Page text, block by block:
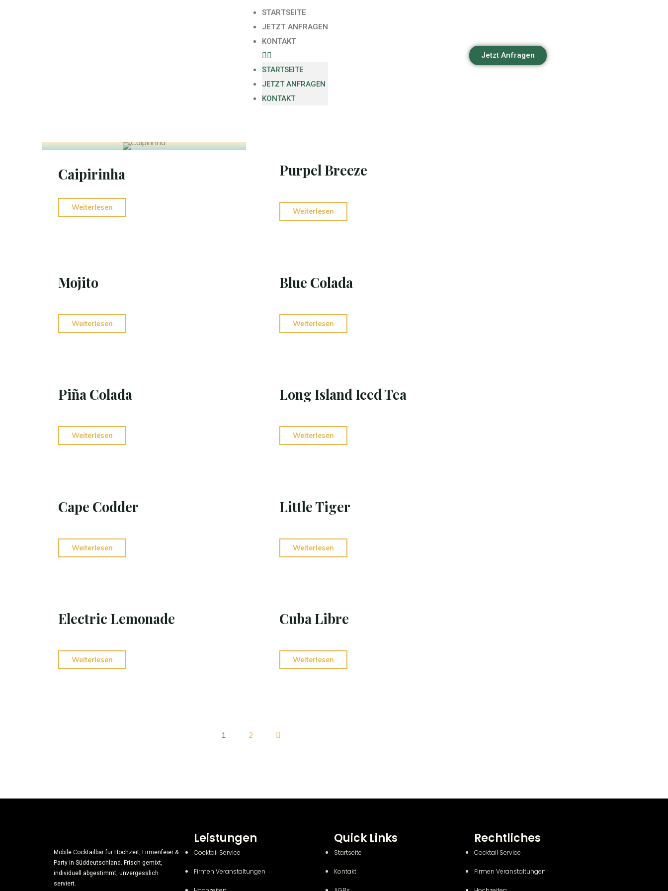
STARTSEITE
JETZT ANFRAGEN
KONTAKT
STARTSEITE
JETZT ANFRAGEN
KONTAKT
Jetzt Anfragen
Caipirinha
Weiterlesen
Purpel Breeze
Weiterlesen
Mojito
Weiterlesen
Blue Colada
Weiterlesen
Piña Colada
Weiterlesen
Long Island Iced Tea
Weiterlesen
Cape Codder
Weiterlesen
Little Tiger
Weiterlesen
Electric Lemonade
Weiterlesen
Cuba Libre
Weiterlesen
1 2
Mobile Cocktailbar für Hochzeit, Firmenfeier &
Party in Süddeutschland. Frisch gemixt,
individuell abgestimmt, unvergesslich
serviert.
Leistungen
Cocktail Service
Firmen Veranstaltungen
Quick Links
Startseite
Kontakt
Rechtliches
Cocktail Service
Firmen Veranstaltungen